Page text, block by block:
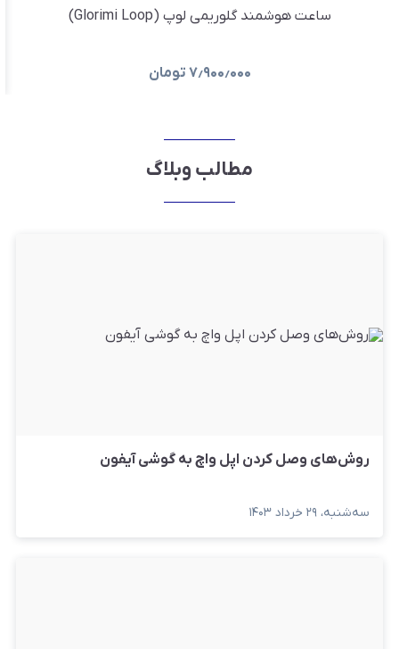
ساعت هوشمند گلوریمی لوپ (Glorimi Loop)
۷٫۹۰۰٫۰۰۰ تومان
مطالب وبلاگ
روش‌های وصل کردن اپل واچ به گوشی آیفون
سه‌شنبه، ۲۹ خرداد ۱۴۰۳